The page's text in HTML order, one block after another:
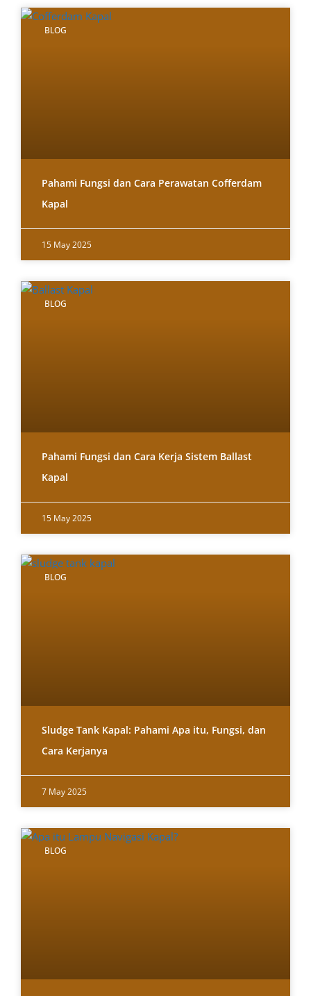
BLOG
Pahami Fungsi dan Cara Perawatan Cofferdam
Kapal
15 May 2025
BLOG
Pahami Fungsi dan Cara Kerja Sistem Ballast
Kapal
15 May 2025
BLOG
Sludge Tank Kapal: Pahami Apa itu, Fungsi, dan
Cara Kerjanya
7 May 2025
BLOG